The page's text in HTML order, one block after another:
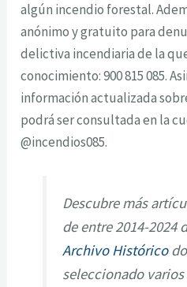
algún incendio forestal.
anónimo y gratuito para
delictiva incendiaria de la
conocimiento: 900 815 085.
información actualizada
podrá ser consultada en la
@incendios085.
Descubre más
de entre 2014-2024
Archivo Histórico
seleccionado